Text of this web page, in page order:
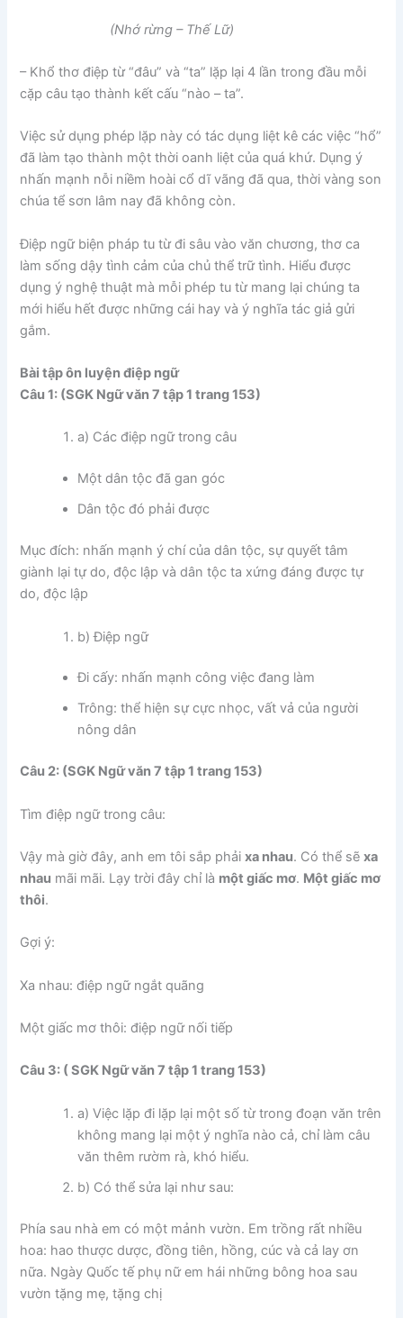
(Nhớ rừng – Thế Lữ)
– Khổ thơ điệp từ “đâu” và “ta” lặp lại 4 lần trong đầu mỗi
cặp câu tạo thành kết cấu “nào – ta”.
Việc sử dụng phép lặp này có tác dụng liệt kê các việc “hổ”
đã làm tạo thành một thời oanh liệt của quá khứ. Dụng ý
nhấn mạnh nỗi niềm hoài cổ dĩ vãng đã qua, thời vàng son
chúa tể sơn lâm nay đã không còn.
Điệp ngữ biện pháp tu từ đi sâu vào văn chương, thơ ca
làm sống dậy tình cảm của chủ thể trữ tình. Hiểu được
dụng ý nghệ thuật mà mỗi phép tu từ mang lại chúng ta
mới hiểu hết được những cái hay và ý nghĩa tác giả gửi
gắm.
Bài tập ôn luyện điệp ngữ
Câu 1: (SGK Ngữ văn 7 tập 1 trang 153)
a) Các điệp ngữ trong câu
Một dân tộc đã gan góc
Dân tộc đó phải được
Mục đích: nhấn mạnh ý chí của dân tộc, sự quyết tâm
giành lại tự do, độc lập và dân tộc ta xứng đáng được tự
do, độc lập
b) Điệp ngữ
Đi cấy: nhấn mạnh công việc đang làm
Trông: thể hiện sự cực nhọc, vất vả của người
nông dân
Câu 2: (SGK Ngữ văn 7 tập 1 trang 153)
Tìm điệp ngữ trong câu:
Vậy mà giờ đây, anh em tôi sắp phảixa nhau. Có thể sẽxa
nhau mãi mãi. Lạy trời đây chỉ là một giấc mơ. Một giấc mơ
thôi.
Gợi ý:
Xa nhau: điệp ngữ ngắt quãng
Một giấc mơ thôi: điệp ngữ nối tiếp
Câu 3: ( SGK Ngữ văn 7 tập 1 trang 153)
a) Việc lặp đi lặp lại một số từ trong đoạn văn trên
không mang lại một ý nghĩa nào cả, chỉ làm câu
văn thêm rườm rà, khó hiểu.
b) Có thể sửa lại như sau:
Phía sau nhà em có một mảnh vườn. Em trồng rất nhiều
hoa: hao thược dược, đồng tiên, hồng, cúc và cả lay ơn
nữa. Ngày Quốc tế phụ nữ em hái những bông hoa sau
vườn tặng mẹ, tặng chị